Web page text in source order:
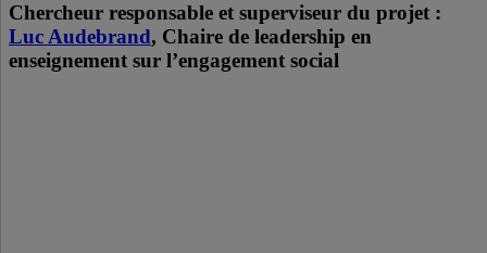
Chercheur responsable et superviseur du projet :
Luc Audebrand, Chaire de leadership en
enseignement sur l’engagement social